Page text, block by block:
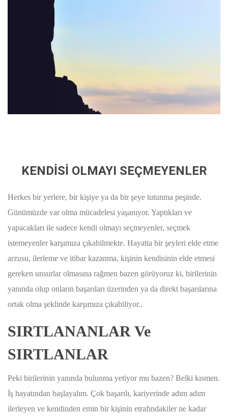
KENDİSİ OLMAYI SEÇMEYENLER
Herkes bir yerlere, bir kişiye ya da bir şeye tutunma peşinde.
Günümüzde var olma mücadelesi yaşanıyor. Yaptıkları ve
yapacakları ile sadece kendi olmayı seçmeyenler, seçmek
istemeyenler karşımıza çıkabilmekte. Hayatta bir şeyleri elde etme
arzusu, ilerleme ve itibar kazanma, kişinin kendisinin elde etmesi
gereken unsurlar olmasına rağmen bazen görüyoruz ki, birilerinin
yanında olup onların başarıları üzerinden ya da direkt başarılarına
ortak olma şeklinde karşımıza çıkabiliyor..
SIRTLANANLAR Ve
SIRTLANLAR
Peki birilerinin yanında bulunma yetiyor mu bazen? Belki kısmen.
İş hayatından başlayalım. Çok başarılı, kariyerinde adım adım
ilerleyen ve kendinden emin bir kişinin etrafındakiler ne kadar